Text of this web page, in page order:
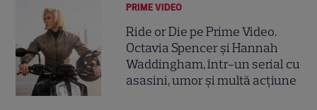
PRIME VIDEO
Ride or Die pe Prime Video.
Octavia Spencer și Hannah
Waddingham, într-un serial cu
asasini, umor și multă acțiune